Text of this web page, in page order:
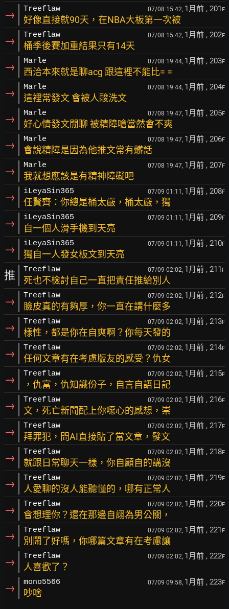
→ Treeflaw 07/08 15:42, 1月前 , 201 F
好像直接就90天，在NBA大板第一次被
→ Treeflaw 07/08 15:42, 1月前 , 202F
桶季後賽加重結果只有14天
→ Marle 07/08 19:44, 1月前 , 203F
西洽本來就是聊acg 跟這裡不能比= =
→ Marle 07/08 19:44, 1月前 , 204F
這裡常發文 會被人酸洗文
→ Marle 07/08 19:47, 1月前 , 205F
好心情發文閒聊 被精障嗆當然會不爽
→ Marle 07/08 19:47, 1月前 , 206F
會說精障是因為他推文常有髒話
→ Marle 07/08 19:47, 1月前 , 207F
我就想應該是有精神障礙吧
→ iLeyaSin365 07/09 01:11, 1月前 , 208F
任賢齊：你總是桶太嚴，桶太嚴，獨
→ iLeyaSin365 07/09 01:11, 1月前 , 209F
自一個人滑手機到天亮
→ iLeyaSin365 07/09 01:11, 1月前 , 210F
獨自一人發女板文到天亮
推 Treeflaw 07/09 02:02, 1月前 , 211 F
死也不檢討自己一直把責任推給別人
→ Treeflaw 07/09 02:02, 1月前 , 212F
臉皮真的有夠厚，你一直在講什麼多
→ Treeflaw 07/09 02:02, 1月前 , 213F
樣性，都是你在自爽啊？你每天發的
→ Treeflaw 07/09 02:02, 1月前 , 214F
任何文章有在考慮版友的感受？仇女
→ Treeflaw 07/09 02:02, 1月前 , 215F
，仇富，仇知識份子，自言自語日記
→ Treeflaw 07/09 02:02, 1月前 , 216F
文，死亡新聞配上你噁心的感想，崇
→ Treeflaw 07/09 02:02, 1月前 , 217F
拜罪犯，問AI直接貼了當文章，發文
→ Treeflaw 07/09 02:02, 1月前 , 218F
就跟日常聊天一樣，你自顧自的講沒
→ Treeflaw 07/09 02:02, 1月前 , 219F
人愛聊的沒人能聽懂的，哪有正常人
→ Treeflaw 07/09 02:02, 1月前 , 220F
會想理你？還在那邊自詡為男公關，
→ Treeflaw 07/09 02:02, 1月前 , 221 F
別鬧了好嗎，你哪篇文章有在考慮讓
→ Treeflaw 07/09 02:02, 1月前 , 222F
人喜歡了？
→ mono5566 07/09 09:58, 1月前 , 223F
吵啥